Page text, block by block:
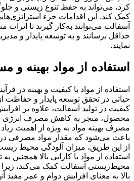
کرد، می‌تواند به حفظ تنوع زیستی و
کمک کند. این اقدامات جزء
آسفالت می‌توانند به‌کار گیرند تا
حداقل برسانند و به توسعه پایدار و
نمایند.
استفاده از مواد بهینه و
استفاده از مواد با کیفیت و بهینه در
حیاتی در تحقق توسعه پایدار و حفاظت
کیفیت در تولید آسفالت، علاوه بر
محصول، منجر به کاهش مصرف انرژی و
مصرف بهینه مواد به ویژه از اهمیت
باعث می‌شود که مقدار مواد مصرفی در
از این طریق، میزان آلودگی محیط
استفاده از مواد با کارایی بالا همچنین
محیط‌زیستی آسفالت کمک می‌کند، زیرا
بالا به معنای افزایش دوام و عمر مفید